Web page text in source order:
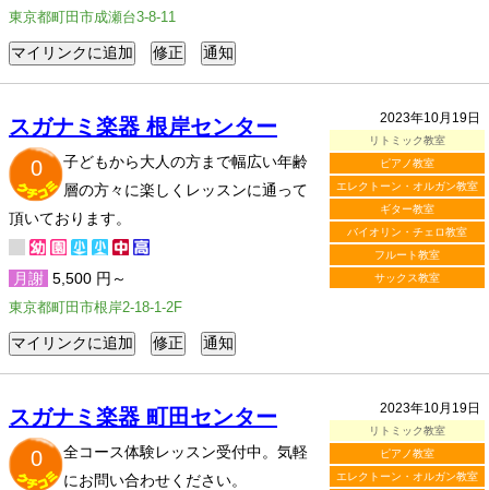
東京都町田市成瀬台3-8-11
2023年10月19日
リトミック教室
ピアノ教室
エレクトーン・オルガン教室
ギター教室
バイオリン・チェロ教室
フルート教室
サックス教室
スガナミ楽器 根岸センター
0
子どもから大人の方まで幅広い年齢
層の方々に楽しくレッスンに通って
頂いております。
月謝 5,500 円～
東京都町田市根岸2-18-1-2F
2023年10月19日
リトミック教室
ピアノ教室
エレクトーン・オルガン教室
スガナミ楽器 町田センター
0
全コース体験レッスン受付中。気軽
にお問い合わせください。